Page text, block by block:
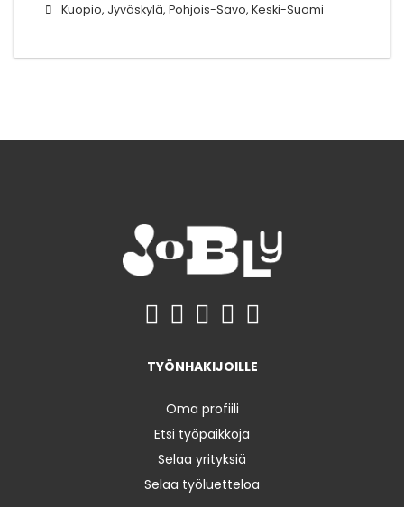
Kuopio, Jyväskylä, Pohjois-Savo, Keski-Suomi
TYÖNHAKIJOILLE
Oma profiili
Etsi työpaikkoja
Selaa yrityksiä
Selaa työluetteloa